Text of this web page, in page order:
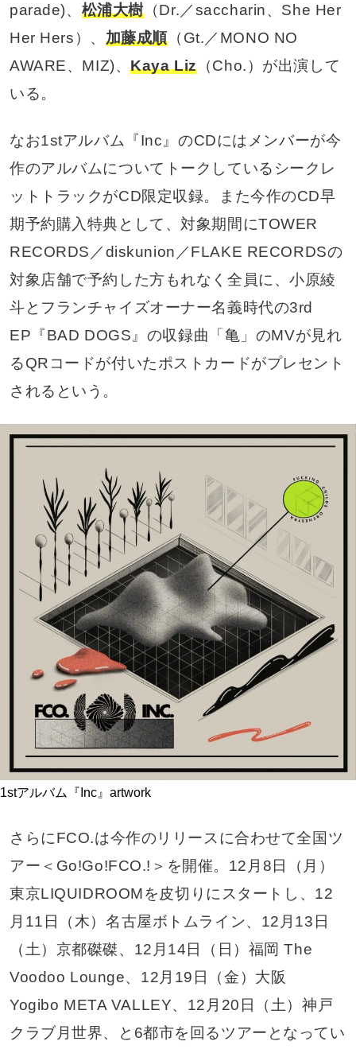
parade)、 松浦大樹（Dr.／saccharin、She Her
Her Hers）、 加藤成順（Gt.／MONO NO
AWARE、MIZ)、Kaya Liz（Cho.）が出演して
いる。
なお1stアルバム『Inc』のCDにはメンバーが今
作のアルバムについてトークしているシークレ
ットトラックがCD限定収録。また今作のCD早
期予約購入特典として、対象期間にTOWER
RECORDS／diskunion／FLAKE RECORDSの
対象店舗で予約した方もれなく全員に、小原綾
斗とフランチャイズオーナー名義時代の3rd
EP『BAD DOGS』の収録曲「亀」のMVが見れ
るQRコードが付いたポストカードがプレセント
されるという。
1stアルバム『Inc』artwork
さらにFCO.は今作のリリースに合わせて全国ツ
アー＜Go!Go!FCO.!＞を開催。12月8日（月）
東京LIQUIDROOMを皮切りにスタートし、12
月11日（木）名古屋ボトムライン、12月13日
（土）京都磔磔、12月14日（日）福岡 The
Voodoo Lounge、12月19日（金）大阪
Yogibo META VALLEY、12月20日（土）神戸
クラブ月世界、と6都市を回るツアーとなってい